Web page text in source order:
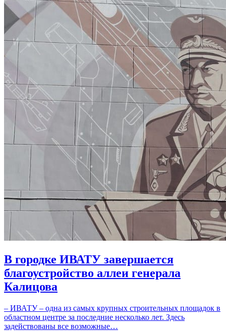
В городке ИВАТУ завершается
благоустройство аллеи генерала
Калицова
– ИВАТУ – одна из самых крупных строительных площадок в
областном центре за последние несколько лет. Здесь
задействованы все возможные…